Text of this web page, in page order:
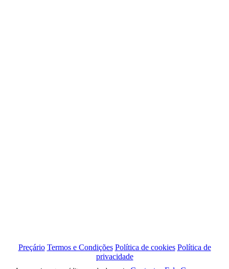
Preçário Termos e Condições Política de cookies Política de
privacidade